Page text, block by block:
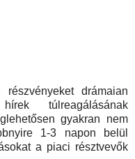
drámaian
túlreagálásának
gyakran nem
1-3 napon belül
a piaci résztvevők